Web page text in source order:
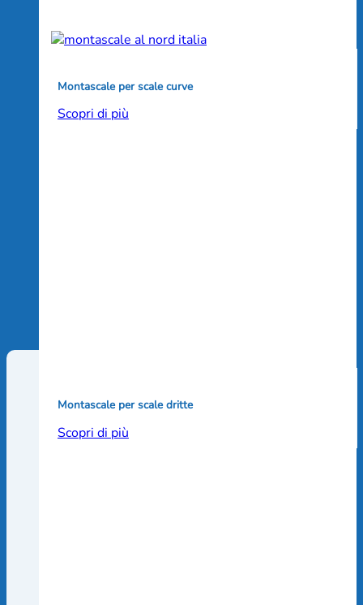
Montascale per scale curve
Scopri di più
Montascale per scale dritte
Scopri di più